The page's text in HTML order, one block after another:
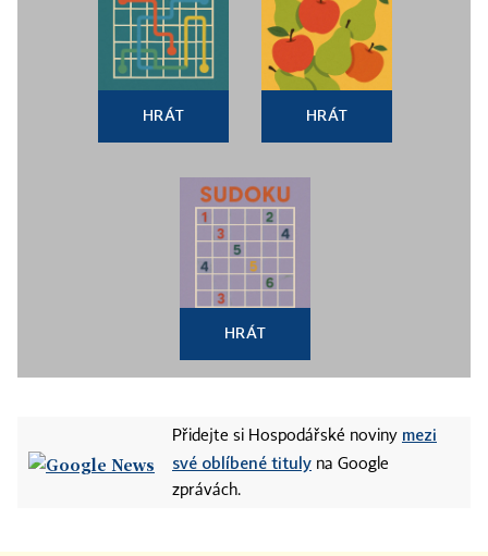
HRÁT HRÁT
HRÁT
Přidejte si Hospodářské noviny mezi
své oblíbené tituly na Google
zprávách.